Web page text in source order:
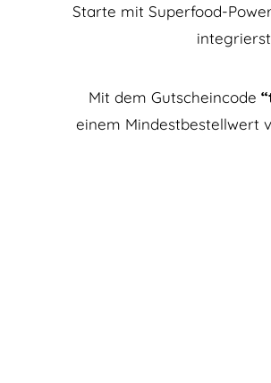
Starte mit Superfood-
Mit dem Gutscheincode
einem Mindestbestellwert